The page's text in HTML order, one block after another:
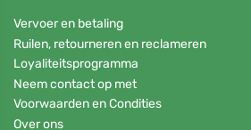
Vervoer en betaling
Ruilen, retourneren en reclameren
Loyaliteitsprogramma
Neem contact op met
Voorwaarden en Condities
Over ons